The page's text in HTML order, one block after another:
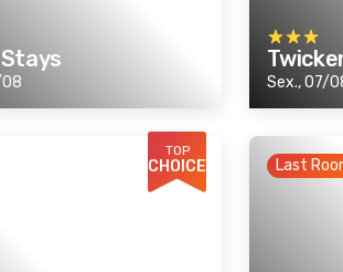
Stays
Sex., 07/
TOP
CHOICE Last